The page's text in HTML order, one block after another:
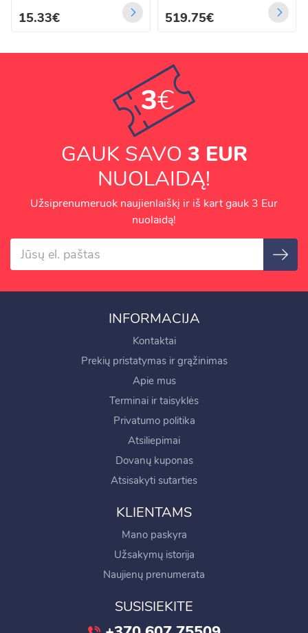
15.33€ 519.75€
3€
GAUK SAVO 3 EUR
NUOLAIDĄ!
Užsiprenumeruok naujienlaiškį ir iš kart gauk 3 Eur
nuolaidą!
INFORMACIJA
Kontaktai
Prekių pristatymas ir grąžinimas
Apie mus
Terminai ir taisyklės
Privatumo politika
Atsiliepimai
Dovanų kuponas
Atsisakyti sutarties
KLIENTAMS
Mano paskyra
Užsakymų istorija
Naujienų prenumerata
SUSISIEKITE